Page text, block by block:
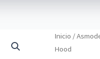
Inicio /
Hood